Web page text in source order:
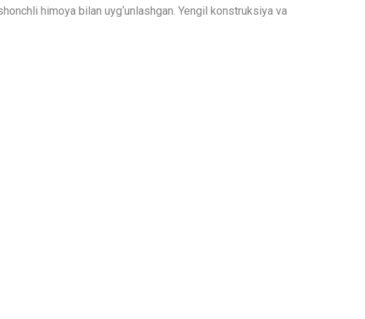
himoya bilan uyg‘unlashgan. Yengil konstruksiya va